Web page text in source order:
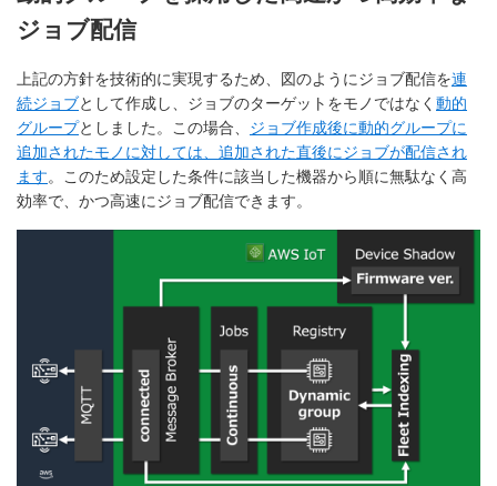
ジョブ配信
上記の方針を技術的に実現するため、図のようにジョブ配信を連
続ジョブとして作成し、ジョブのターゲットをモノではなく 動的
グループとしました。この場合、 ジョブ作成後に動的グループに
追加されたモノに対しては、追加された直後にジョブが配信され
ます。このため設定した条件に該当した機器から順に無駄なく高
効率で、かつ高速にジョブ配信できます。